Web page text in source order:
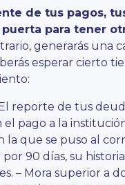
de tus pagos,
puerta para tener
generarás una
esperar cierto
reporte de tus
pago a la
la que se puso al
90 días, su
– Mora superior a